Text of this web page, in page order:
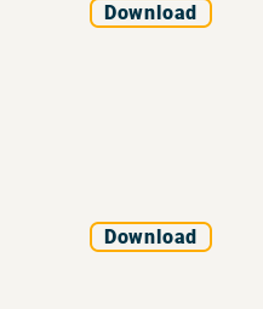
Download
Download